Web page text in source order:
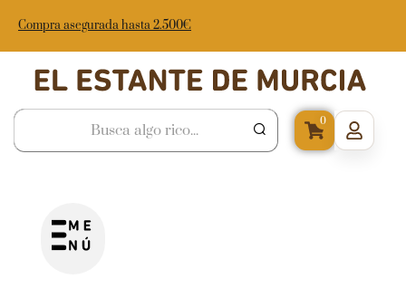
Compra asegurada hasta 2.500€
0